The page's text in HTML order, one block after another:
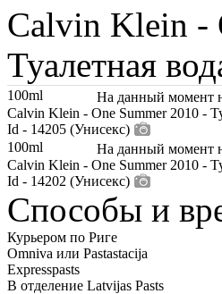
Calvin Klein -
Туалетная
100ml
На данный момент
Calvin Klein - One Summer 2010 -
Id - 14205 (Унисекс)
100ml
На данный момент
Calvin Klein - One Summer 2010 -
Id - 14202 (Унисекс)
Способы и
Курьером по Риге
Omniva или Pastastacija
Expresspasts
В отделение Latvijas Pasts